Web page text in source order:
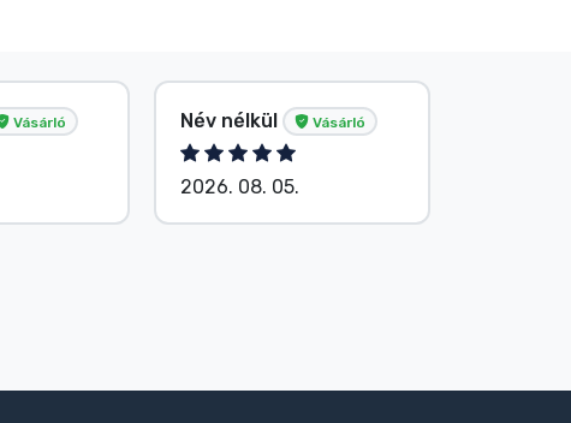
Vásárló Név nélkül Vásárló
2026. 08. 05.